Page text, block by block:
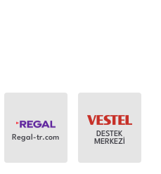
Regal-tr.com
DESTEK
MERKEZİ